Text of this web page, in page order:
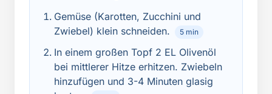
Gemüse (Karotten, Zucchini und
Zwiebel) klein schneiden.
5 min
In einem großen Topf 2 EL Olivenöl
bei mittlerer Hitze erhitzen. Zwiebeln
hinzufügen und 3-4 Minuten glasig